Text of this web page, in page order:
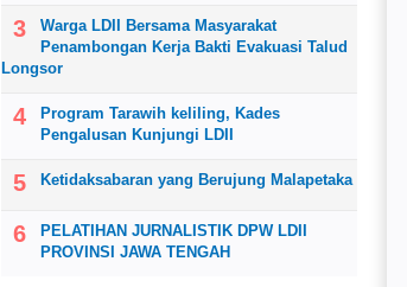
Warga LDII Bersama Masyarakat
Penambongan Kerja Bakti Evakuasi Talud
Longsor
Program Tarawih keliling, Kades
Pengalusan Kunjungi LDII
Ketidaksabaran yang Berujung Malapetaka
PELATIHAN JURNALISTIK DPW LDII
PROVINSI JAWA TENGAH